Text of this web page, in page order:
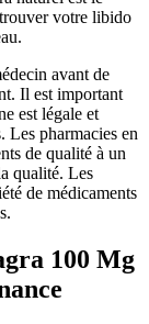
votre libido
avant de
Il est important
est légale et
Les pharmacies en
de qualité à un
qualité. Les
de médicaments
100 Mg